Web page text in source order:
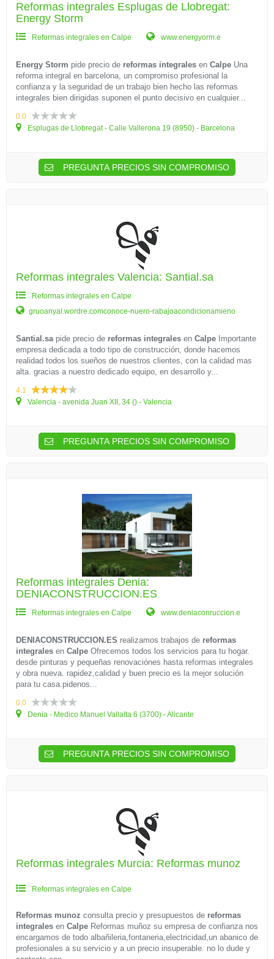
Reformas integrales Esplugas de Llobregat:
Energy Storm
Reformas integrales en Calpe www.energyorm.e
Energy Storm pide precio de reformas integrales en Calpe Una
reforma integral en barcelona, un compromiso profesional la
confianza y la seguridad de un trabajo bien hecho las reformas
integrales bien dirigidas suponen el punto decisivo en cualquier...
0.0
Esplugas de Llobregat - Calle Vallerona 19 (8950) - Barcelona
PREGUNTA PRECIOS SIN COMPROMISO
Reformas integrales Valencia: Santial.sa
Reformas integrales en Calpe
gruoanyal.wordre.comconoce-nuero-rabajoacondicionamieno
Santial.sapide precio de reformas integrales en Calpe Importante
empresa dedicada a todo tipo de construcción, donde hacemos
realidad todos los sueños de nuestros clientes, con la calidad mas
alta. gracias a nuestro dedicado equipo, en desarrollo y...
4.1
Valencia - avenida Juan XII, 34 () - Valencia
PREGUNTA PRECIOS SIN COMPROMISO
Reformas integrales Denia:
DENIACONSTRUCCION.ES
Reformas integrales en Calpe www.deniaconruccion.e
DENIACONSTRUCCION.ES realizamos trabajos de reformas
integrales en Calpe Ofrecemos todos los servicios para tu hogar.
desde pinturas y pequeñas renovaciónes hasta reformas integrales
y obra nueva. rapidez,calidad y buen precio es la mejor solución
para tu casa.pidenos...
0.0
Denia - Medico Manuel Vallalta 6 (3700) - Alicante
PREGUNTA PRECIOS SIN COMPROMISO
Reformas integrales Murcia: Reformas munoz
Reformas integrales en Calpe
Reformas munoz consulta precio y presupuestos de reformas
integrales en Calpe Reformas muñoz su empresa de confianza nos
encargamos de todo albañileria,fontaneria,electricidad,un abanico de
profesionales a su servicio y a un precio insuperable. no lo dude y